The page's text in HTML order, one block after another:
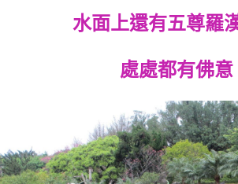
水面上還有五尊羅
處處都有佛意